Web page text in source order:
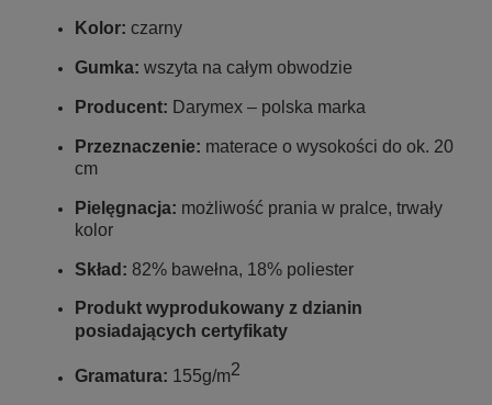
Kolor: czarny
Gumka: wszyta na całym obwodzie
Producent: Darymex – polska marka
Przeznaczenie: materace o wysokości do ok. 20
cm
Pielęgnacja: możliwość prania w pralce, trwały
kolor
Skład: 82% bawełna, 18% poliester
Produkt wyprodukowany z dzianin
posiadających certyfikaty
Gramatura: 155g/m2